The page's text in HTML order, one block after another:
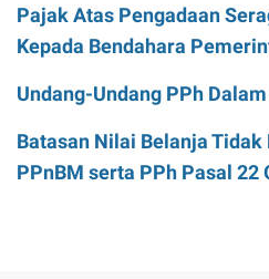
Pajak Atas Pengadaan
Kepada Bendahara
Undang-Undang PPh
Batasan Nilai Belanja Tidak
PPnBM serta PPh Pasal 22